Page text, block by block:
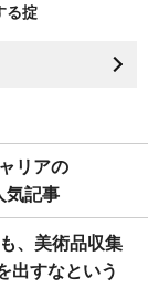
る掟
リアの
気記事
、美術品収集
出すなという